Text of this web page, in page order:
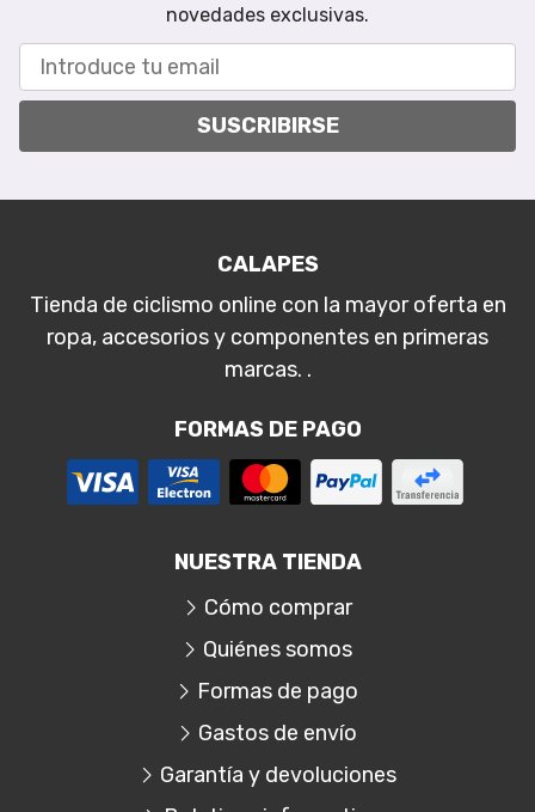
novedades exclusivas.
SUSCRIBIRSE
CALAPES
Tienda de ciclismo online con la mayor oferta en
ropa, accesorios y componentes en primeras
marcas. .
FORMAS DE PAGO
NUESTRA TIENDA
Cómo comprar
Quiénes somos
Formas de pago
Gastos de envío
Garantía y devoluciones